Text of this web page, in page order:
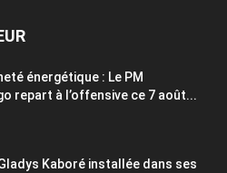
énergétique : Le PM
repart à l’offensive ce 7 août...
Kaboré installée dans ses